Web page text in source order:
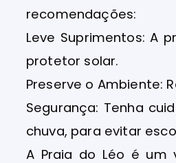
recomendações:
Leve Suprimentos: A
protetor solar.
Preserve o Ambiente:
Segurança: Tenha
chuva, para evitar
A Praia do Léo é um